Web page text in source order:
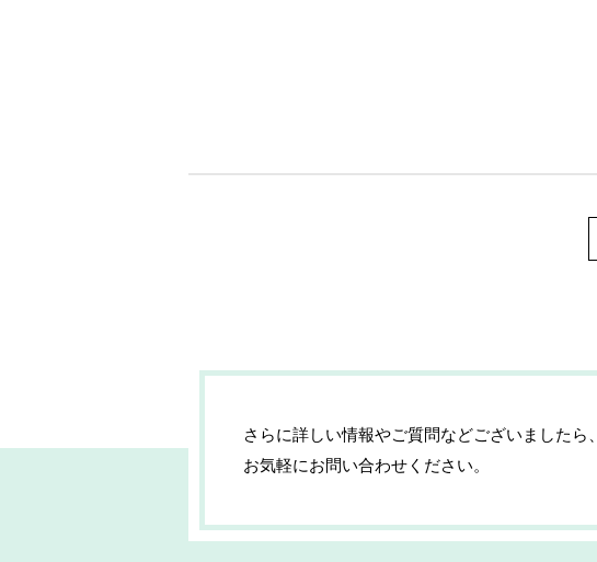
さらに詳しい情報やご質問などございましたら、
お気軽にお問い合わせください。